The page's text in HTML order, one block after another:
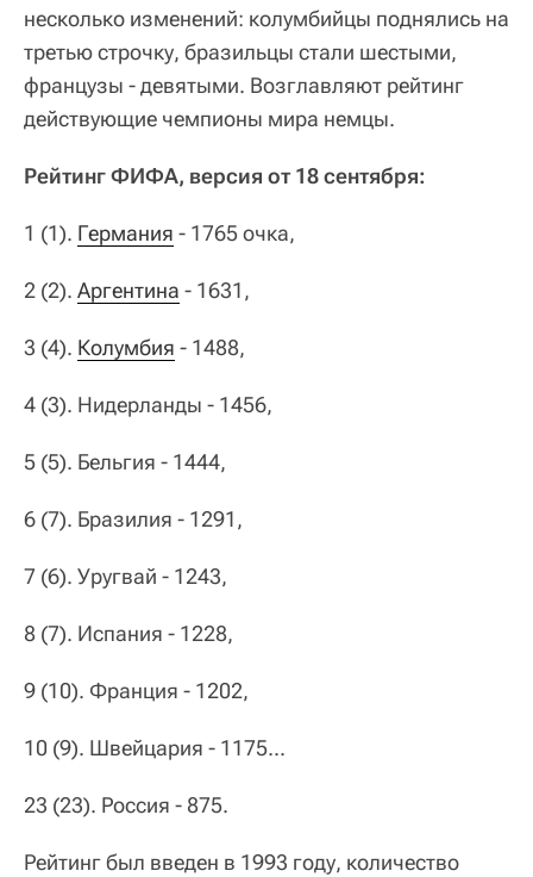
несколько изменений: колумбийцы поднялись на
третью строчку, бразильцы стали шестыми,
французы - девятыми. Возглавляют рейтинг
действующие чемпионы мира немцы.
Рейтинг ФИФА, версия от 18 сентября:
1 (1). Германия - 1765 очка,
2 (2). Аргентина - 1631,
3 (4). Колумбия - 1488,
4 (3). Нидерланды - 1456,
5 (5). Бельгия - 1444,
6 (7). Бразилия - 1291,
7 (6). Уругвай - 1243,
8 (7). Испания - 1228,
9 (10). Франция - 1202,
10 (9). Швейцария - 1175...
23 (23). Россия - 875.
Рейтинг был введен в 1993 году, количество